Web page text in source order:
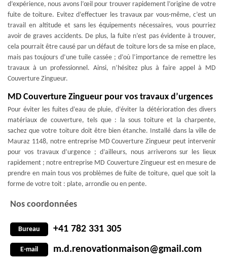
d’expérience, nous avons l’œil pour trouver rapidement l’origine de votre
fuite de toiture. Evitez d’effectuer les travaux par vous-même, c’est un
travail en altitude et sans les équipements nécessaires, vous pourriez
avoir de graves accidents. De plus, la fuite n’est pas évidente à trouver,
cela pourrait être causé par un défaut de toiture lors de sa mise en place,
mais pas toujours d’une tuile cassée ; d’où l’importance de remettre les
travaux à un professionnel. Ainsi, n’hésitez plus à faire appel à MD
Couverture Zingueur.
MD Couverture Zingueur pour vos travaux d’urgences
Pour éviter les fuites d’eau de pluie, d’éviter la détérioration des divers
matériaux de couverture, tels que : la sous toiture et la charpente,
sachez que votre toiture doit être bien étanche. Installé dans la ville de
Mauraz 1148, notre entreprise MD Couverture Zingueur peut intervenir
pour vos travaux d’urgence ; d’ailleurs, nous arriverons sur les lieux
rapidement ; notre entreprise MD Couverture Zingueur est en mesure de
prendre en main tous vos problèmes de fuite de toiture, quel que soit la
forme de votre toit : plate, arrondie ou en pente.
Nos coordonnées
Bureau +41 782 331 305
E-mail m.d.renovationmaison@gmail.com